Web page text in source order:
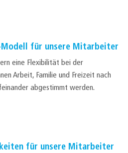
für unsere Mitarbeiter
eine Flexibilität bei der
Arbeit, Familie und Freizeit nach
abgestimmt werden.
für unsere Mitarbeiter